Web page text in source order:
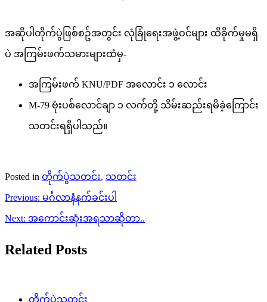
အဆိုပါတိုက်ပွဲဖြစ်စဥ်အတွင်း လုံခြုံရေးအဖွဲ့ဝင်များ ထိခိုက်မှုမရှိ
ပဲ အကြမ်းဖက်သမားများထံမှ-
အကြမ်းဖက် KNU/PDF အလောင်း ၁ လောင်း
M-79 ဗုံးပစ်လောင်ချာ ၁ လက်တို့ သိမ်းဆည်းရမိခဲ့ကြောင်း
သတင်းရရှိပါသည်။
Posted in တိုက်ပွဲသတင်း, သတင်း
Post
navigation
Previous: မင်္ဂလာနံနက်ခင်းပါ
Next: အကောင်းဆုံးအရသာဆိုတာ..
Related Posts
တိုက်ပွဲသတင်း